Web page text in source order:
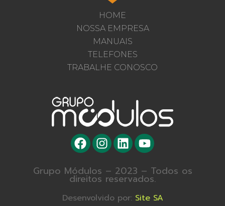
HOME
NOSSA EMPRESA
MANUAIS
TELEFONES
TRABALHE CONOSCO
Grupo Módulos – 2023 – Todos os
direitos reservados.
Desenvolvido por: Site SA